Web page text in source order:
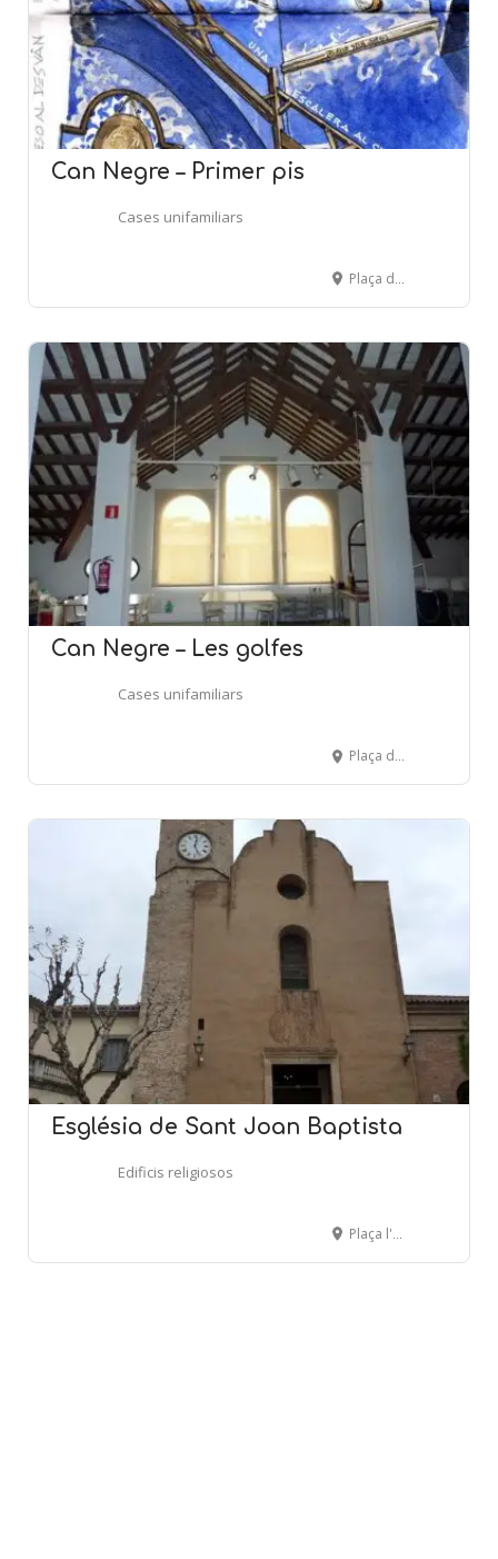
Can Negre – Primer pis
Cases unifamiliars
Plaça de Catalunya, s/n. - SANT JOAN DESPÍ
Can Negre – Les golfes
Cases unifamiliars
Plaça de Catalunya, s/n. - SANT JOAN DESPÍ
Església de Sant Joan Baptista
Edificis religiosos
Plaça l'Església, 1 - SANT JOAN DESPÍ